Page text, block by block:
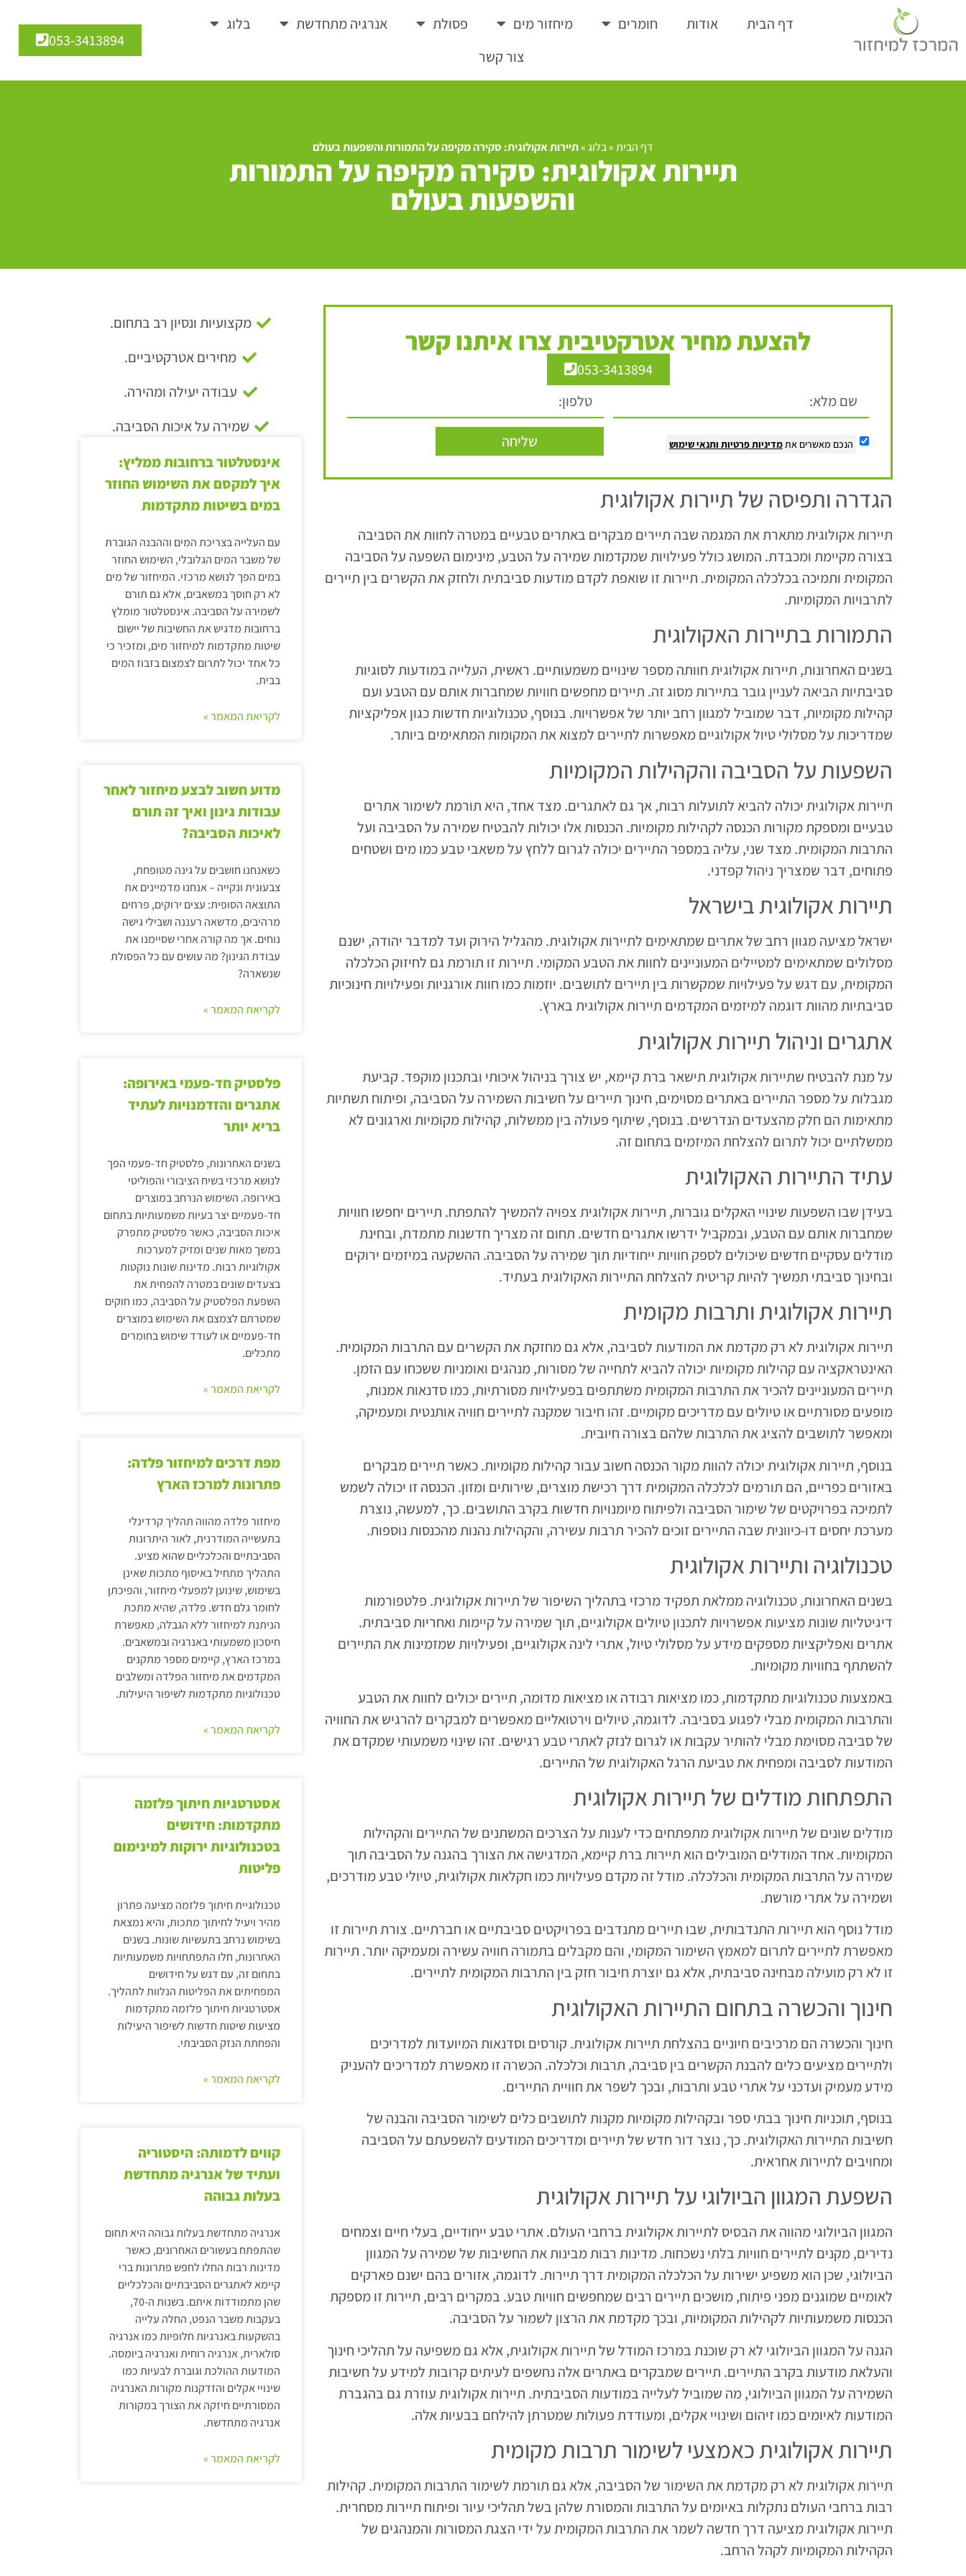
דף הבית אודות חומרים מיחזור מים פסולת אנרגיה מתחדשת
בלוג
צור קשר
053-3413894
דף הבית»בלוג»תיירות אקולוגית: סקירה מקיפה על התמורות והשפעות בעולם
תיירות אקולוגית: סקירה מקיפה על התמורות
והשפעות בעולם
להצעת מחיר אטרקטיבית צרו איתנו קשר
053-3413894
הנכם מאשרים אתמדיניות פרטיות ותנאי שימוש שליחה
הגדרה ותפיסה של תיירות אקולוגית
תיירות אקולוגית מתארת את המגמה שבה תיירים מבקרים באתרים טבעיים במטרה לחוות את הסביבה
בצורה מקיימת ומכבדת. המושג כולל פעילויות שמקדמות שמירה על הטבע, מינימום השפעה על הסביבה
המקומית ותמיכה בכלכלה המקומית. תיירות זו שואפת לקדם מודעות סביבתית ולחזק את הקשרים בין תיירים
לתרבויות המקומיות.
התמורות בתיירות האקולוגית
בשנים האחרונות, תיירות אקולוגית חוותה מספר שינויים משמעותיים. ראשית, העלייה במודעות לסוגיות
סביבתיות הביאה לעניין גובר בתיירות מסוג זה. תיירים מחפשים חוויות שמחברות אותם עם הטבע ועם
קהילות מקומיות, דבר שמוביל למגוון רחב יותר של אפשרויות. בנוסף, טכנולוגיות חדשות כגון אפליקציות
שמדריכות על מסלולי טיול אקולוגיים מאפשרות לתיירים למצוא את המקומות המתאימים ביותר.
השפעות על הסביבה והקהילות המקומיות
תיירות אקולוגית יכולה להביא לתועלות רבות, אך גם לאתגרים. מצד אחד, היא תורמת לשימור אתרים
טבעיים ומספקת מקורות הכנסה לקהילות מקומיות. הכנסות אלו יכולות להבטיח שמירה על הסביבה ועל
התרבות המקומית. מצד שני, עליה במספר התיירים יכולה לגרום ללחץ על משאבי טבע כמו מים ושטחים
פתוחים, דבר שמצריך ניהול קפדני.
תיירות אקולוגית בישראל
ישראל מציעה מגוון רחב של אתרים שמתאימים לתיירות אקולוגית. מהגליל הירוק ועד למדבר יהודה, ישנם
מסלולים שמתאימים למטיילים המעוניינים לחוות את הטבע המקומי. תיירות זו תורמת גם לחיזוק הכלכלה
המקומית, עם דגש על פעילויות שמקשרות בין תיירים לתושבים. יוזמות כמו חוות אורגניות ופעילויות חינוכיות
סביבתיות מהוות דוגמה למיזמים המקדמים תיירות אקולוגית בארץ.
אתגרים וניהול תיירות אקולוגית
על מנת להבטיח שתיירות אקולוגית תישאר ברת קיימא, יש צורך בניהול איכותי ובתכנון מוקפד. קביעת
מגבלות על מספר התיירים באתרים מסוימים, חינוך תיירים על חשיבות השמירה על הסביבה, ופיתוח תשתיות
מתאימות הם חלק מהצעדים הנדרשים. בנוסף, שיתוף פעולה בין ממשלות, קהילות מקומיות וארגונים לא
ממשלתיים יכול לתרום להצלחת המיזמים בתחום זה.
עתיד התיירות האקולוגית
בעידן שבו השפעות שינויי האקלים גוברות, תיירות אקולוגית צפויה להמשיך להתפתח. תיירים יחפשו חוויות
שמחברות אותם עם הטבע, ובמקביל ידרשו אתגרים חדשים. תחום זה מצריך חדשנות מתמדת, ובחינת
מודלים עסקיים חדשים שיכולים לספק חוויות ייחודיות תוך שמירה על הסביבה. ההשקעה במיזמים ירוקים
ובחינוך סביבתי תמשיך להיות קריטית להצלחת התיירות האקולוגית בעתיד.
תיירות אקולוגית ותרבות מקומית
תיירות אקולוגית לא רק מקדמת את המודעות לסביבה, אלא גם מחזקת את הקשרים עם התרבות המקומית.
האינטראקציה עם קהילות מקומיות יכולה להביא לתחייה של מסורות, מנהגים ואומניות ששכחו עם הזמן.
תיירים המעוניינים להכיר את התרבות המקומית משתתפים בפעילויות מסורתיות, כמו סדנאות אמנות,
מופעים מסורתיים או טיולים עם מדריכים מקומיים. זהו חיבור שמקנה לתיירים חוויה אותנטית ומעמיקה,
ומאפשר לתושבים להציג את התרבות שלהם בצורה חיובית.
בנוסף, תיירות אקולוגית יכולה להוות מקור הכנסה חשוב עבור קהילות מקומיות. כאשר תיירים מבקרים
באזורים כפריים, הם תורמים לכלכלה המקומית דרך רכישת מוצרים, שירותים ומזון. הכנסה זו יכולה לשמש
לתמיכה בפרויקטים של שימור הסביבה ולפיתוח מיומנויות חדשות בקרב התושבים. כך, למעשה, נוצרת
מערכת יחסים דו-כיוונית שבה התיירים זוכים להכיר תרבות עשירה, והקהילות נהנות מהכנסות נוספות.
טכנולוגיה ותיירות אקולוגית
בשנים האחרונות, טכנולוגיה ממלאת תפקיד מרכזי בתהליך השיפור של תיירות אקולוגית. פלטפורמות
דיגיטליות שונות מציעות אפשרויות לתכנון טיולים אקולוגיים, תוך שמירה על קיימות ואחריות סביבתית.
אתרים ואפליקציות מספקים מידע על מסלולי טיול, אתרי לינה אקולוגיים, ופעילויות שמזמינות את התיירים
להשתתף בחוויות מקומיות.
באמצעות טכנולוגיות מתקדמות, כמו מציאות רבודה או מציאות מדומה, תיירים יכולים לחוות את הטבע
והתרבות המקומית מבלי לפגוע בסביבה. לדוגמה, טיולים וירטואליים מאפשרים למבקרים להרגיש את החוויה
של סביבה מסוימת מבלי להותיר עקבות או לגרום לנזק לאתרי טבע רגישים. זהו שינוי משמעותי שמקדם את
המודעות לסביבה ומפחית את טביעת הרגל האקולוגית של התיירים.
התפתחות מודלים של תיירות אקולוגית
מודלים שונים של תיירות אקולוגית מתפתחים כדי לענות על הצרכים המשתנים של התיירים והקהילות
המקומיות. אחד המודלים המובילים הוא תיירות ברת קיימא, המדגישה את הצורך בהגנה על הסביבה תוך
שמירה על התרבות המקומית והכלכלה. מודל זה מקדם פעילויות כמו חקלאות אקולוגית, טיולי טבע מודרכים,
ושמירה על אתרי מורשת.
מודל נוסף הוא תיירות התנדבותית, שבו תיירים מתנדבים בפרויקטים סביבתיים או חברתיים. צורת תיירות זו
מאפשרת לתיירים לתרום למאמץ השימור המקומי, והם מקבלים בתמורה חוויה עשירה ומעמיקה יותר. תיירות
זו לא רק מועילה מבחינה סביבתית, אלא גם יוצרת חיבור חזק בין התרבות המקומית לתיירים.
חינוך והכשרה בתחום התיירות האקולוגית
חינוך והכשרה הם מרכיבים חיוניים בהצלחת תיירות אקולוגית. קורסים וסדנאות המיועדות למדריכים
ולתיירים מציעים כלים להבנת הקשרים בין סביבה, תרבות וכלכלה. הכשרה זו מאפשרת למדריכים להעניק
מידע מעמיק ועדכני על אתרי טבע ותרבות, ובכך לשפר את חוויית התיירים.
בנוסף, תוכניות חינוך בבתי ספר ובקהילות מקומיות מקנות לתושבים כלים לשימור הסביבה והבנה של
חשיבות התיירות האקולוגית. כך, נוצר דור חדש של תיירים ומדריכים המודעים להשפעתם על הסביבה
ומחויבים לתיירות אחראית.
השפעת המגוון הביולוגי על תיירות אקולוגית
המגוון הביולוגי מהווה את הבסיס לתיירות אקולוגית ברחבי העולם. אתרי טבע ייחודיים, בעלי חיים וצמחים
נדירים, מקנים לתיירים חוויות בלתי נשכחות. מדינות רבות מבינות את החשיבות של שמירה על המגוון
הביולוגי, שכן הוא משפיע ישירות על הכלכלה המקומית דרך תיירות. לדוגמה, אזורים בהם ישנם פארקים
לאומיים שמוגנים מפני פיתוח, מושכים תיירים רבים שמחפשים חוויות טבע. במקרים רבים, תיירות זו מספקת
הכנסות משמעותיות לקהילות המקומיות, ובכך מקדמת את הרצון לשמור על הסביבה.
הגנה על המגוון הביולוגי לא רק שוכנת במרכז המודל של תיירות אקולוגית, אלא גם משפיעה על תהליכי חינוך
והעלאת מודעות בקרב התיירים. תיירים שמבקרים באתרים אלה נחשפים לעיתים קרובות למידע על חשיבות
השמירה על המגוון הביולוגי, מה שמוביל לעלייה במודעות הסביבתית. תיירות אקולוגית עוזרת גם בהגברת
המודעות לאיומים כמו זיהום ושינויי אקלים, ומעודדת פעולות שמטרתן להילחם בבעיות אלה.
תיירות אקולוגית כאמצעי לשימור תרבות מקומית
תיירות אקולוגית לא רק מקדמת את השימור של הסביבה, אלא גם תורמת לשימור התרבות המקומית. קהילות
רבות ברחבי העולם נתקלות באיומים על התרבות והמסורת שלהן בשל תהליכי עיור ופיתוח תיירות מסחרית.
תיירות אקולוגית מציעה דרך חדשה לשמר את התרבות המקומית על ידי הצגת המסורות והמנהגים של
הקהילות המקומיות לקהל הרחב.
מקצועיות ונסיון רב בתחום.
מחירים אטרקטיביים.
עבודה יעילה ומהירה.
שמירה על איכות הסביבה.
אינסטלטור ברחובות ממליץ:
איך למקסם את השימוש החוזר
במים בשיטות מתקדמות
עם העלייה בצריכת המים וההבנה הגוברת
של משבר המים הגלובלי, השימוש החוזר
במים הפך לנושא מרכזי. המיחזור של מים
לא רק חוסך במשאבים, אלא גם תורם
לשמירה על הסביבה. אינסטלטור מומלץ
ברחובות מדגיש את החשיבות של יישום
שיטות מתקדמות למיחזור מים, ומזכיר כי
כל אחד יכול לתרום לצמצום בזבוז המים
בבית.
לקריאת המאמר »
מדוע חשוב לבצע מיחזור לאחר
עבודות גינון ואיך זה תורם
לאיכות הסביבה?
כשאנחנו חושבים על גינה מטופחת,
צבעונית ונקייה – אנחנו מדמיינים את
התוצאה הסופית: עצים ירוקים, פרחים
מרהיבים, מדשאה רעננה ושבילי גישה
נוחים. אך מה קורה אחרי שסיימנו את
עבודת הגינון? מה עושים עם כל הפסולת
שנשארה?
לקריאת המאמר »
פלסטיק חד-פעמי באירופה:
אתגרים והזדמנויות לעתיד
בריא יותר
בשנים האחרונות, פלסטיק חד-פעמי הפך
לנושא מרכזי בשיח הציבורי והפוליטי
באירופה. השימוש הנרחב במוצרים
חד-פעמיים יצר בעיות משמעותיות בתחום
איכות הסביבה, כאשר פלסטיק מתפרק
במשך מאות שנים ומזיק למערכות
אקולוגיות רבות. מדינות שונות נוקטות
בצעדים שונים במטרה להפחית את
השפעת הפלסטיק על הסביבה, כמו חוקים
שמטרתם לצמצם את השימוש במוצרים
חד-פעמיים או לעודד שימוש בחומרים
מתכלים.
לקריאת המאמר »
מפת דרכים למיחזור פלדה:
פתרונות למרכז הארץ
מיחזור פלדה מהווה תהליך קרדינלי
בתעשייה המודרנית, לאור היתרונות
הסביבתיים והכלכליים שהוא מציע.
התהליך מתחיל באיסוף מתכות שאינן
בשימוש, שינוען למפעלי מיחזור, והפיכתן
לחומר גלם חדש. פלדה, שהיא מתכת
הניתנת למיחזור ללא הגבלה, מאפשרת
חיסכון משמעותי באנרגיה ובמשאבים.
במרכז הארץ, קיימים מספר מתקנים
המקדמים את מיחזור הפלדה ומשלבים
טכנולוגיות מתקדמות לשיפור היעילות.
לקריאת המאמר »
אסטרטגיות חיתוך פלזמה
מתקדמות: חידושים
בטכנולוגיות ירוקות למינימום
פליטות
טכנולוגיית חיתוך פלזמה מציעה פתרון
מהיר ויעיל לחיתוך מתכות, והיא נמצאת
בשימוש נרחב בתעשיות שונות. בשנים
האחרונות, חלו התפתחויות משמעותיות
בתחום זה, עם דגש על חידושים
המפחיתים את הפליטות הנלוות לתהליך.
אסטרטגיות חיתוך פלזמה מתקדמות
מציעות שיטות חדשות לשיפור היעילות
והפחתת הנזק הסביבתי.
לקריאת המאמר »
קווים לדמותה: היסטוריה
ועתיד של אנרגיה מתחדשת
בעלות גבוהה
אנרגיה מתחדשת בעלות גבוהה היא תחום
שהתפתח בעשורים האחרונים, כאשר
מדינות רבות החלו לחפש פתרונות ברי
קיימא לאתגרים הסביבתיים והכלכליים
שהן מתמודדות איתם. בשנות ה-70,
בעקבות משבר הנפט, החלה עלייה
בהשקעות באנרגיות חלופיות כמו אנרגיה
סולארית, אנרגיה רוחית ואנרגיה ביומסה.
המודעות ההולכת וגוברת לבעיות כמו
שינויי אקלים והזדקנות מקורות האנרגיה
המסורתיים חיזקה את הצורך במקורות
אנרגיה מתחדשת.
לקריאת המאמר »